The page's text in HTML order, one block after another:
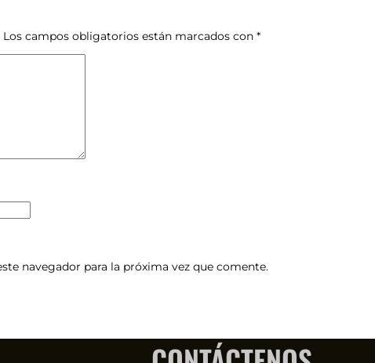
Los campos obligatorios están marcados con *
navegador para la próxima vez que comente.